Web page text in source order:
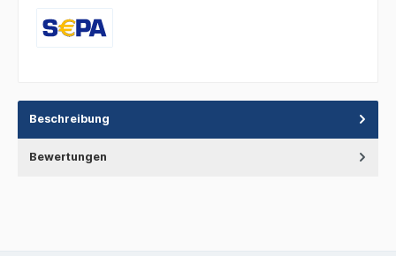
Beschreibung
Bewertungen